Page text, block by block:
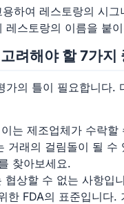
하여 레스토랑의 시
레스토랑의 이름을 붙
려해야 할 7가지
가의 틀이 필요합니다
이는 제조업체가 수락
거래의 걸림돌이 될
찾아보세요.
협상할 수 없는 사항입
한 FDA의 표준입니다